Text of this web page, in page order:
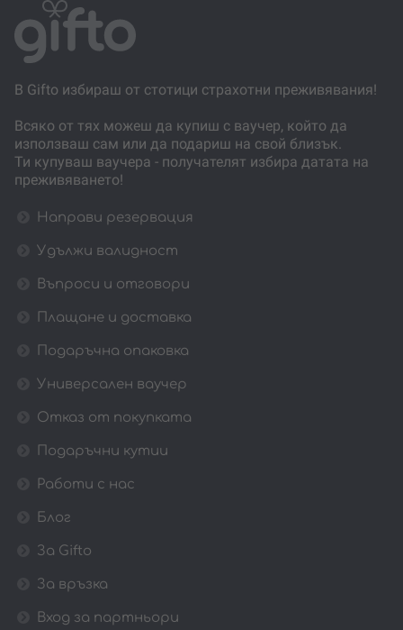
В Gifto избираш от стотици страхотни преживявания!
Всяко от тях можеш да купиш с ваучер, който да
използваш сам или да подариш на свой близък.
Ти купуваш ваучера - получателят избира датата на
преживяването!
Направи резервация
Удължи валидност
Въпроси и отговори
Плащане и доставка
Подаръчна опаковка
Универсален ваучер
Отказ от покупката
Подаръчни кутии
Работи с нас
Блог
За Gifto
За връзка
Вход за партньори